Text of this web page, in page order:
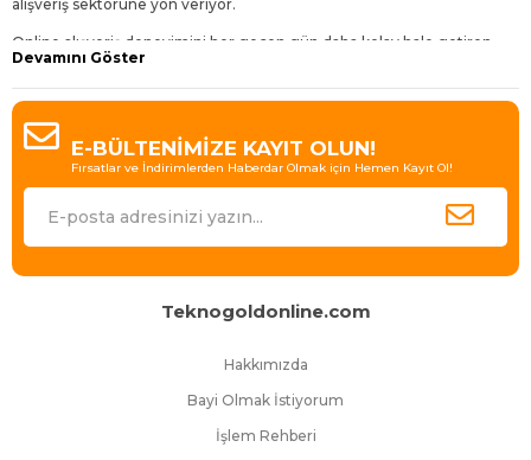
alışveriş sektörüne yön veriyor.
Online alışveriş deneyimini her geçen gün daha kolay hale getiren,
dijitalleşen dünyanın gereklerine uygun geliştirmelerle sunduğu
hizmetleri daha da avantajlı kılan Teknogoldonline.com,
ziyaretçilerine bol çeşit, uygun fiyat, hızlı teslimat ve sürpriz indirimler
sunuyor.
Bugün 30'dan fazla kategori içinde 4000'den fazla ürün çeşidi
gururunu yaşıyor.
KKTC’de e-ticaret deneyiminin standartlarını her geçen gün
Devamını Göster
E-BÜLTENİMİZE KAYIT OLUN!
Fırsatlar ve İndirimlerden Haberdar Olmak için Hemen Kayıt Ol!
Teknogoldonline.com
Hakkımızda
Bayi Olmak İstiyorum
İşlem Rehberi